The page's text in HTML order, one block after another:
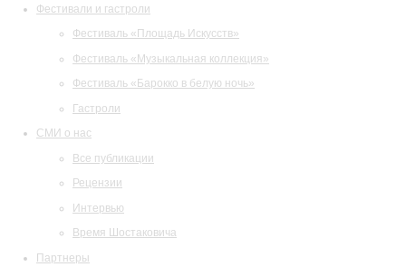
Фестивали и гастроли
Фестиваль «Площадь Искусств»
Фестиваль «Музыкальная коллекция»
Фестиваль «Барокко в белую ночь»
Гастроли
СМИ о нас
Все публикации
Рецензии
Интервью
Время Шостаковича
Партнеры